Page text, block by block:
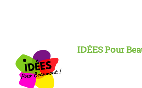
IDÉES Pour